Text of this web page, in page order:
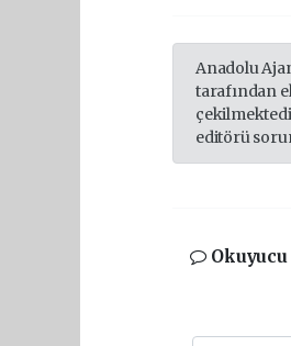
Anadolu
tarafından
editörü